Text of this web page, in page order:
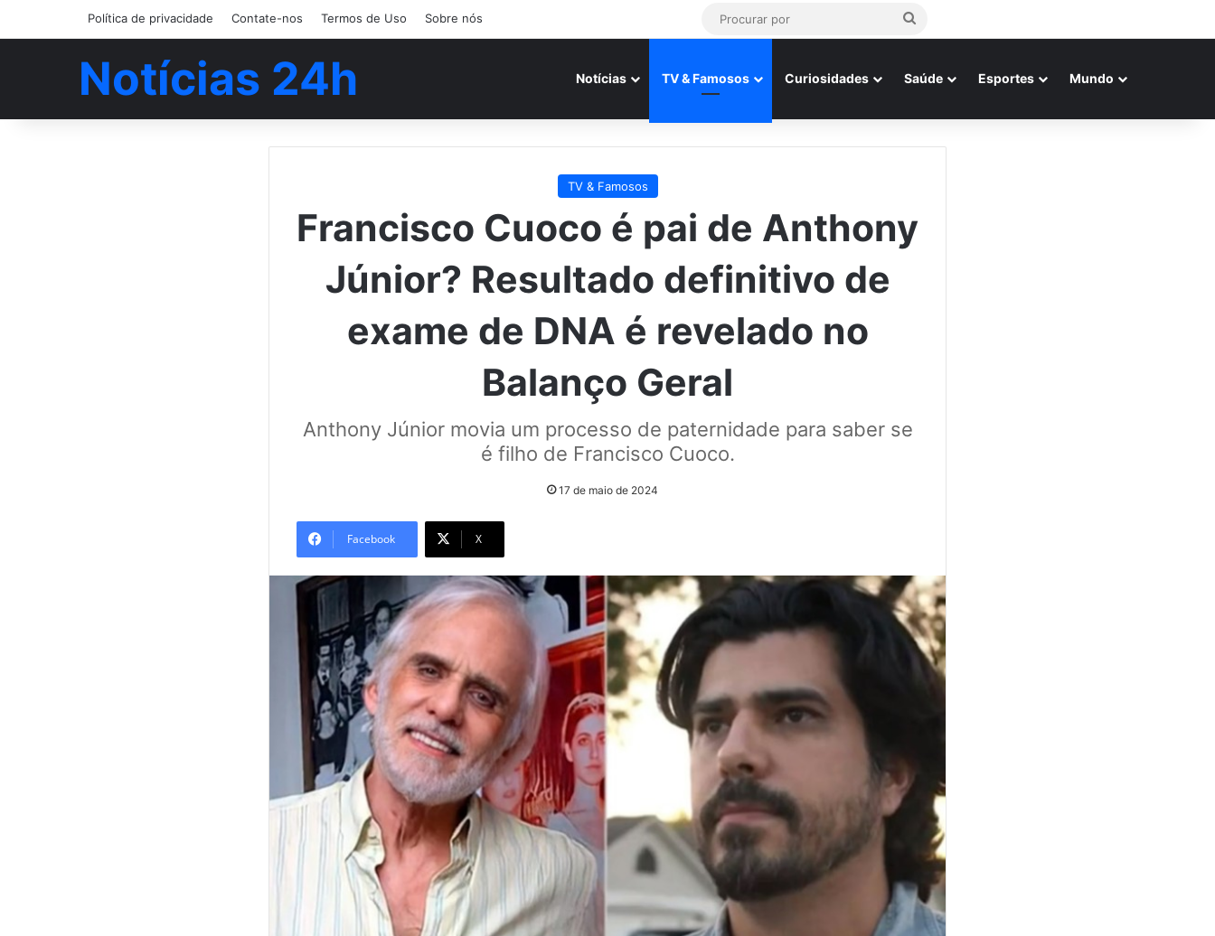
Política de privacidade Contate-nos Termos de Uso Sobre nós
Procurar
Notícias 24h Notícias TV & Famosos Curiosidades Saúde Esportes Mundo
TV & Famosos
Francisco Cuoco é pai de Anthony
Júnior? Resultado definitivo de
exame de DNA é revelado no
Balanço Geral
Anthony Júnior movia um processo de paternidade para saber se
é filho de Francisco Cuoco.
17 de maio de 2024
Facebook X